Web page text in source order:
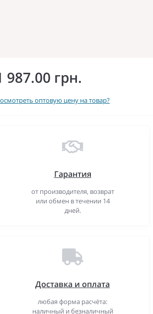
987.00 грн.
оптовую цену на товар?
Гарантия
от производителя, возврат
или обмен в течении 14
дней.
Доставка и оплата
любая форма расчёта:
наличный и безналичный